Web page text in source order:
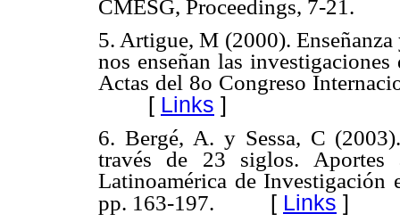
CMESG, Proceedings, 7-21.
5. Artigue, M (2000).
nos enseñan las
Actas del 8o Congreso
[ Links ]
6. Bergé, A. y Sessa, C
través de 23 siglos. Aportes
Latinoamérica de
pp. 163-197. [ Links ]